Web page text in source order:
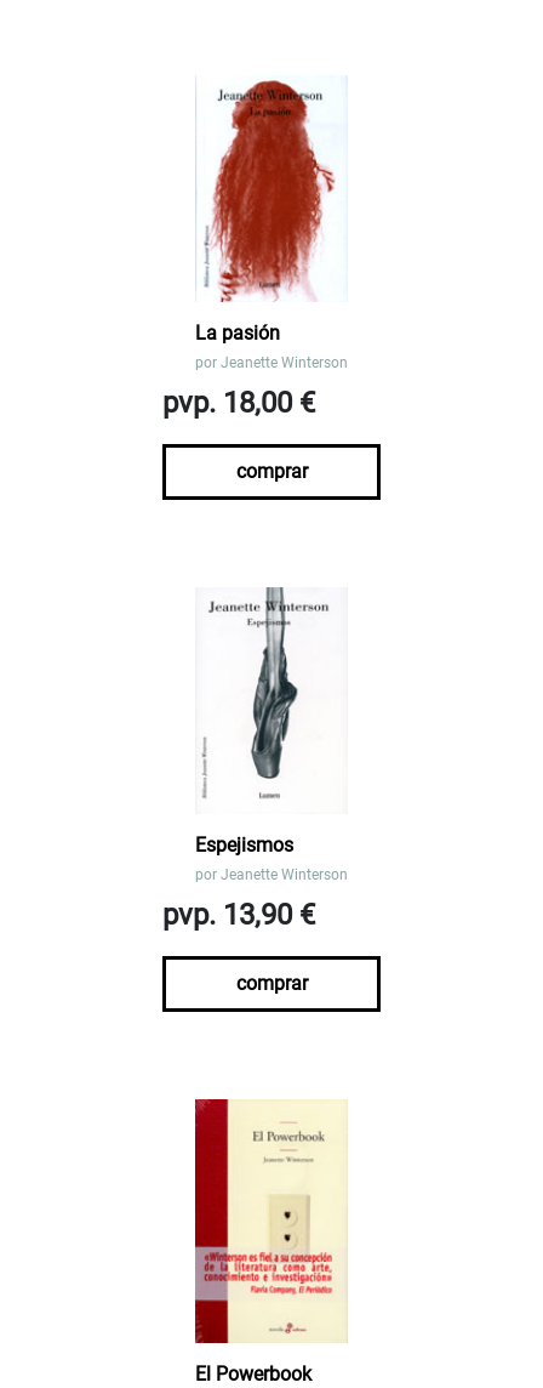
La pasión
por Jeanette Winterson
pvp. 18,00 €
comprar
Espejismos
por Jeanette Winterson
pvp. 13,90 €
comprar
El Powerbook